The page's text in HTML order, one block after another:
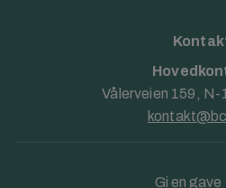
Vålerveien 159, N-
Gi en gave